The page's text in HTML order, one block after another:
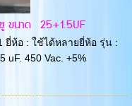
ซู ขนาด 25+1.5UF
ยี่ห้อ : ใช้ได้หลายยี่ห้อ รุ่น :
uF. 450 Vac. +5%